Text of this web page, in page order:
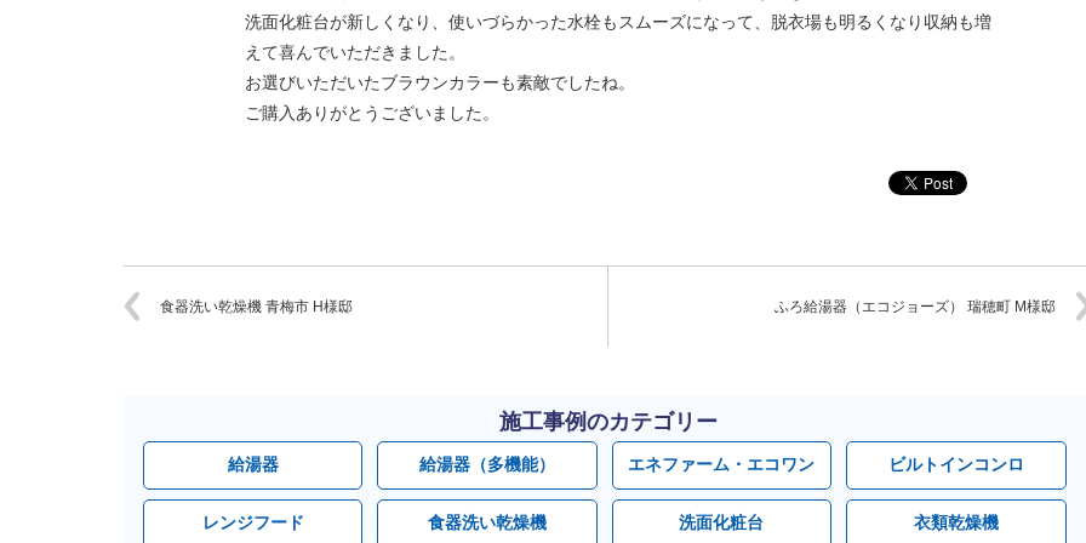
洗面化粧台が新しくなり、使いづらかった水栓もスムーズになって、脱衣場も明るくなり収納も増
えて喜んでいただきました。
お選びいただいたブラウンカラーも素敵でしたね。
ご購入ありがとうございました。
食器洗い乾燥機 青梅市 H様邸 ふろ給湯器（エコジョーズ） 瑞穂町 M様邸
施工事例のカテゴリー
給湯器 給湯器（多機能） エネファーム・エコワン ビルトインコンロ
レンジフード 食器洗い乾燥機 洗面化粧台 衣類乾燥機